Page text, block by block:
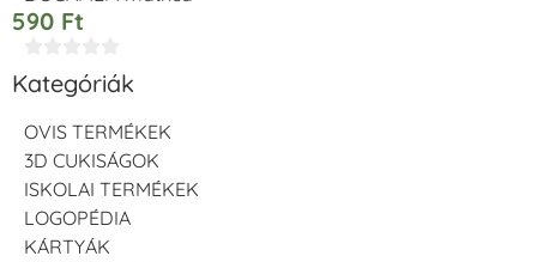
590 Ft
Kategóriák
OVIS TERMÉKEK
3D CUKISÁGOK
ISKOLAI TERMÉKEK
LOGOPÉDIA
KÁRTYÁK